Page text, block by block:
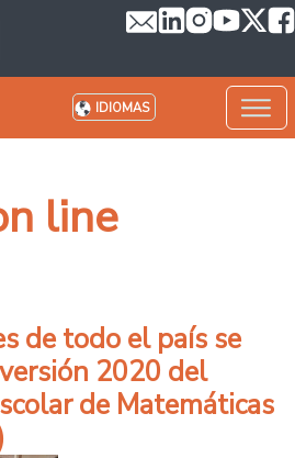
IDIOMAS
line
de todo el país se
2020 del
de Matemáticas